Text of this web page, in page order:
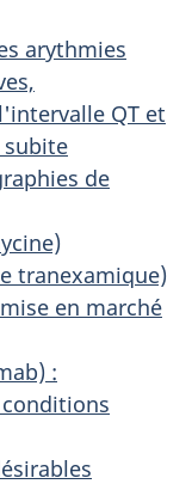
arythmies
QT et
de
tranexamique)
en marché
: